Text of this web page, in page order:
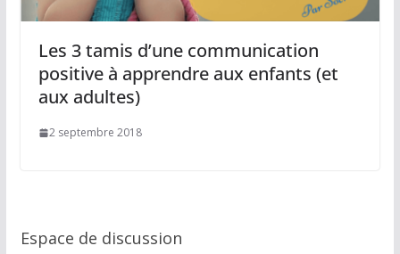
Les 3 tamis d’une communication
positive à apprendre aux enfants (et
aux adultes)
2 septembre 2018
Espace de discussion